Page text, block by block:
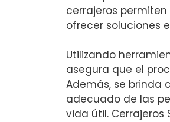
cerrajeros
ofrecer soluciones
Utilizando
asegura que el
Además, se brinda
adecuado de las
vida útil.